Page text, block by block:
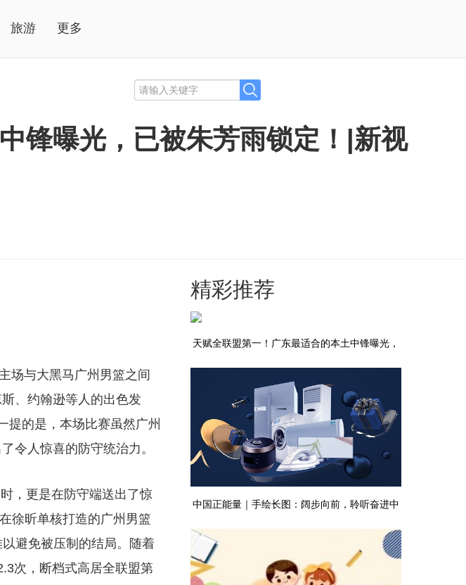
旅游 更多
锋曝光，已被朱芳雨锁定！|新视
场与大黑马广州男篮之间
、约翰逊等人的出色发
提的是，本场比赛虽然广州
令人惊喜的防守统治力。
，更是在防守端送出了惊
徐昕单核打造的广州男篮
避免被压制的结局。随着
次，断档式高居全联盟第
精彩推荐
天赋全联盟第一！广东最适合的本土中锋曝光，
中国正能量｜手绘长图：阔步向前，聆听奋进中